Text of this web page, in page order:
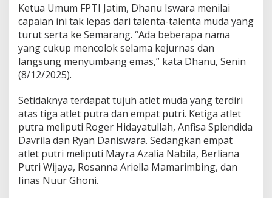
G
e
m
i
l
a
A
t
l
e
t
M
u
Ketua Umum FPTI Jatim, Dhanu Iswara menilai
capaian ini tak lepas dari talenta-talenta muda yang
turut serta ke Semarang. “Ada beberapa nama
yang cukup mencolok selama kejurnas dan
langsung menyumbang emas,” kata Dhanu, Senin
(8/12/2025).
Setidaknya terdapat tujuh atlet muda yang terdiri
atas tiga atlet putra dan empat putri. Ketiga atlet
putra meliputi Roger Hidayatullah, Anfisa Splendida
Davrila dan Ryan Daniswara. Sedangkan empat
atlet putri meliputi Mayra Azalia Nabila, Berliana
Putri Wijaya, Rosanna Ariella Mamarimbing, dan
Iinas Nuur Ghoni.